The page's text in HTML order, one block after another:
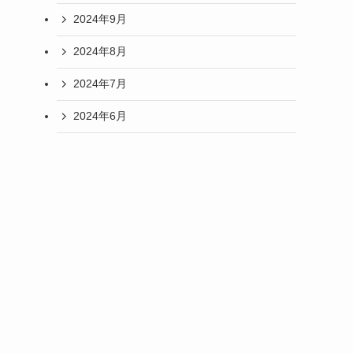
2024年9月
2024年8月
2024年7月
2024年6月